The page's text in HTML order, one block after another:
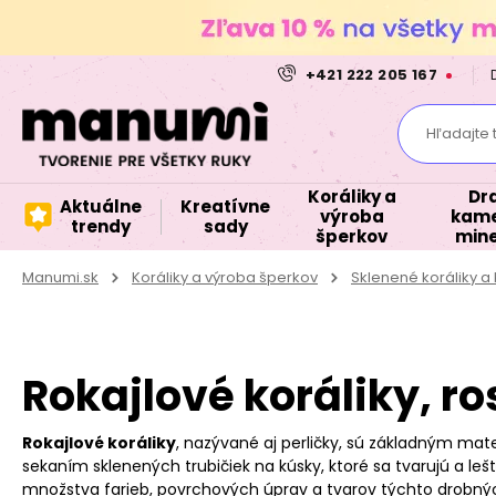
+421 222 205 167
Hľadajte
Aktuálne
trendy
Kreatívne
sady
Koráliky a
výroba
šperkov
Manumi.sk Koráliky a výroba šperkov Sklenené koráliky
Rokajlové koráliky,
Rokajlové koráliky, nazývané aj perličky, sú základným
sekaním sklenených trubičiek na kúsky, ktoré sa tvarujú a
množstva farieb, povrchových úprav a tvarov týchto